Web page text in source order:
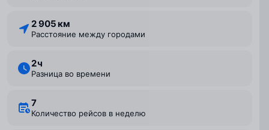
2 905 км
Расстояние между городами
2 ⁠ч
Разница во времени
7
Количество рейсов в неделю